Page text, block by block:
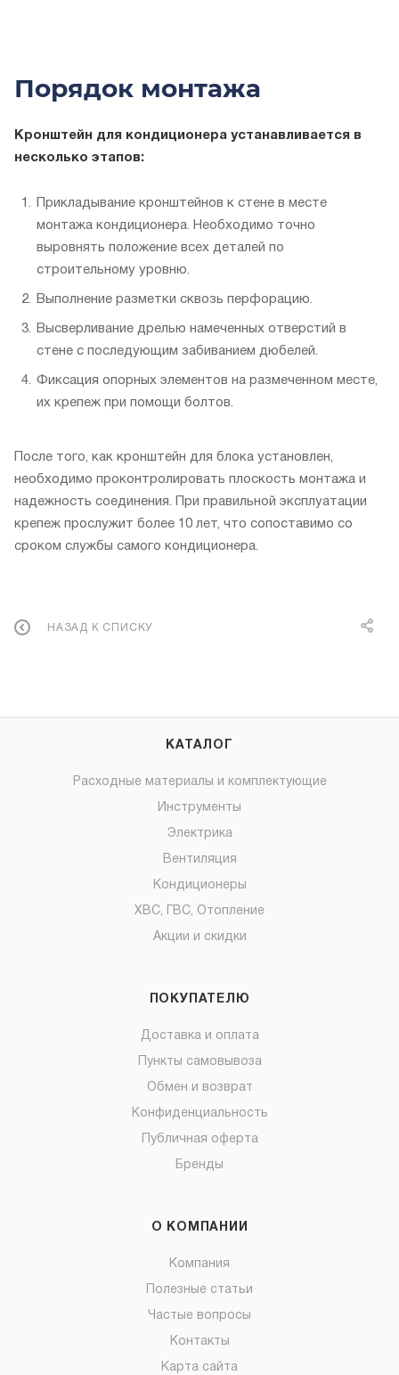
Порядок монтажа
Кронштейн для кондиционера устанавливается в
несколько этапов:
Прикладывание кронштейнов к стене в месте
монтажа кондиционера. Необходимо точно
выровнять положение всех деталей по
строительному уровню.
Выполнение разметки сквозь перфорацию.
Высверливание дрелью намеченных отверстий в
стене с последующим забиванием дюбелей.
Фиксация опорных элементов на размеченном месте,
их крепеж при помощи болтов.
После того, как кронштейн для блока установлен,
необходимо проконтролировать плоскость монтажа и
надежность соединения. При правильной эксплуатации
крепеж прослужит более 10 лет, что сопоставимо со
сроком службы самого кондиционера.
НАЗАД К СПИСКУ
КАТАЛОГ
Расходные материалы и комплектующие
Инструменты
Электрика
Вентиляция
Кондиционеры
ХВС, ГВС, Отопление
Акции и скидки
ПОКУПАТЕЛЮ
Доставка и оплата
Пункты самовывоза
Обмен и возврат
Конфиденциальность
Публичная оферта
Бренды
О КОМПАНИИ
Компания
Полезные статьи
Частые вопросы
Контакты
Карта сайта